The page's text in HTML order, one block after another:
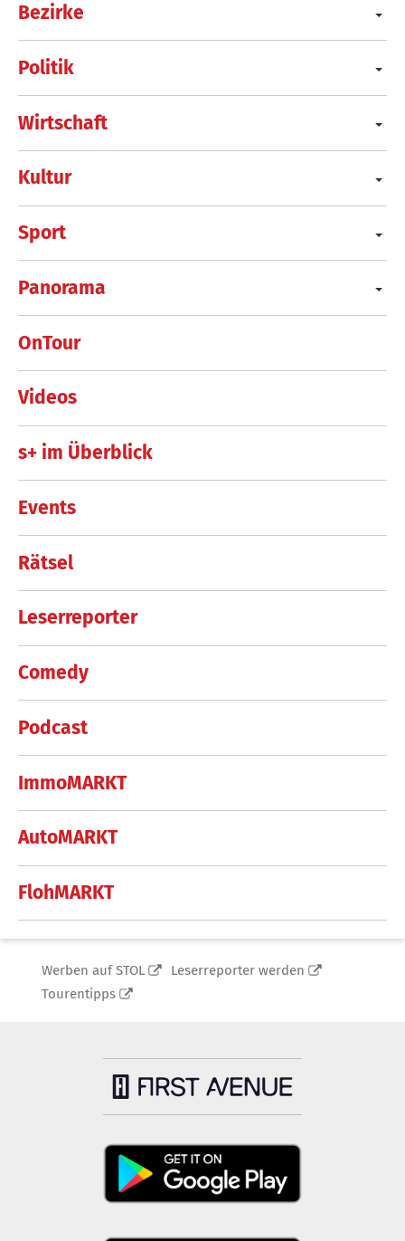
Bezirke
Politik
Wirtschaft
Kultur
Sport
Panorama
OnTour
Videos
s+ im Überblick
Events
Rätsel
Leserreporter
Comedy
Podcast
ImmoMARKT
AutoMARKT
FlohMARKT
Werben auf STOL
Leserreporter werden
Tourentipps